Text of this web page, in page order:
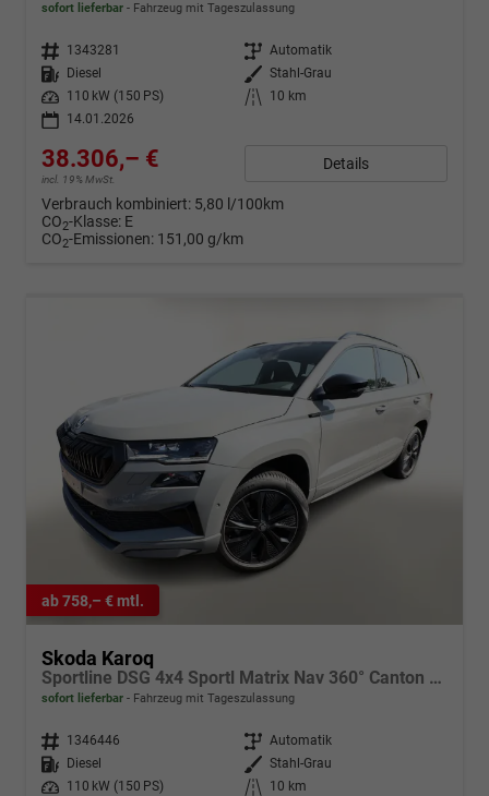
sofort lieferbar Fahrzeug mit Tageszulassung
Fahrzeugnr. 1343281 Getriebe Automatik
Kraftstoff
Diesel Außenfarbe Stahl-Grau
Leistung
110 kW (150 PS) Kilometerstand
10 km
14.01.2026
38.306,– €
incl. 19% MwSt.
Details
Verbrauch kombiniert: 5,80 l/100km
CO2-Klasse: E
CO2-Emissionen: 151,00 g/km
ab 758,– € mtl.
Skoda Karoq
Sportline DSG 4x4 Sportl Matrix Nav 360° Canton ACC
sofort lieferbar Fahrzeug mit Tageszulassung
Fahrzeugnr. 1346446 Getriebe Automatik
Kraftstoff
Diesel Außenfarbe Stahl-Grau
Leistung
110 kW (150 PS) Kilometerstand
10 km